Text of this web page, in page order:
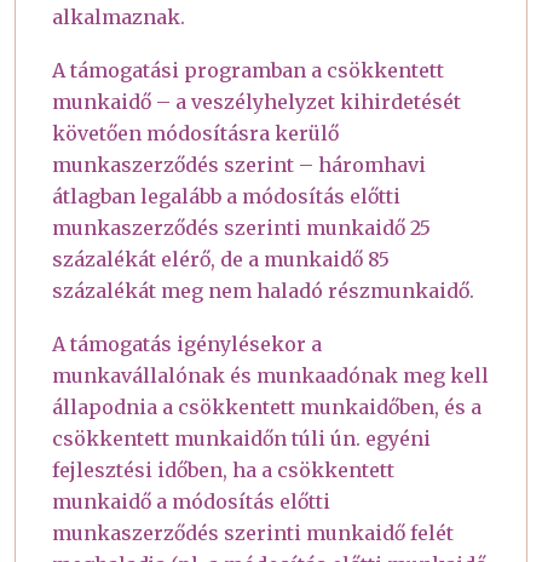
alkalmaznak.
A támogatási programban a csökkentett
munkaidő – a veszélyhelyzet kihirdetését
követően módosításra kerülő
munkaszerződés szerint – háromhavi
átlagban legalább a módosítás előtti
munkaszerződés szerinti munkaidő 25
százalékát elérő, de a munkaidő 85
százalékát meg nem haladó részmunkaidő.
A támogatás igénylésekor a
munkavállalónak és munkaadónak meg kell
állapodnia a csökkentett munkaidőben, és a
csökkentett munkaidőn túli ún. egyéni
fejlesztési időben, ha a csökkentett
munkaidő a módosítás előtti
munkaszerződés szerinti munkaidő felét